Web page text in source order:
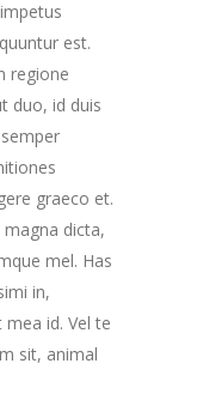
est.
regione
duo, id duis
graeco et.
dicta,
mel. Has
in,
id. Vel te
sit, animal